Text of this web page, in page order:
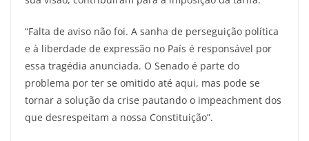
“Falta de aviso não foi. A sanha de perseguição política
e à liberdade de expressão no País é responsável por
essa tragédia anunciada. O Senado é parte do
problema por ter se omitido até aqui, mas pode se
tornar a solução da crise pautando o impeachment dos
que desrespeitam a nossa Constituição”.